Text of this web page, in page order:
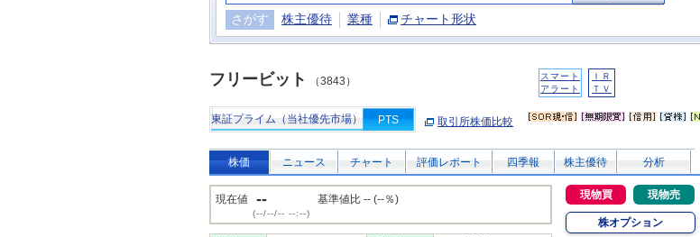
さがす 株主優待 業種 チャート形状
フリービット （3843）
スマート
アラート
ＩＲ
ＴＶ
東証プライム（当社優先市場） PTS 取引所株価比較
株価 ニュース チャート 評価レポート 四季報 株主優待 分析
現在値 --
(--/--/-- --:--)
基準値比 -- (--％) 現物買 現物売
株オプション